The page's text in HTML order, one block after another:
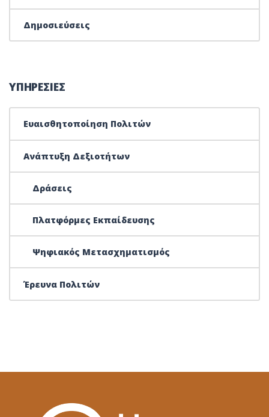
Δημοσιεύσεις
ΥΠΗΡΕΣΙΕΣ
Ευαισθητοποίηση Πολιτών
Ανάπτυξη Δεξιοτήτων
Δράσεις
Πλατφόρμες Εκπαίδευσης
Ψηφιακός Μετασχηματισμός
Έρευνα Πολιτών